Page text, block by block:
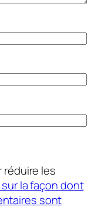
réduire les
la façon dont
sont